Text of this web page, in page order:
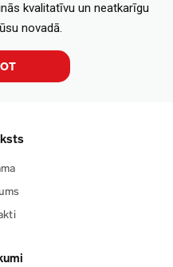
kvalitatīvu un neatkarīgu
novadā.